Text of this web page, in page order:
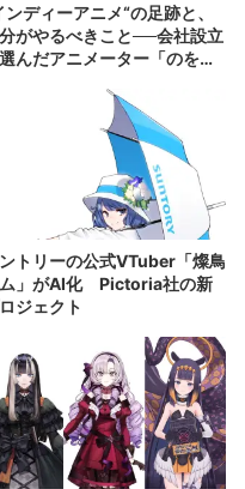
ンディーアニメ“の足跡と、
がやるべきこと──会社設立
んだアニメーター「のを
トリーの公式VTuber「燦鳥
ム」がAI化 Pictoria社の新
ジェクト